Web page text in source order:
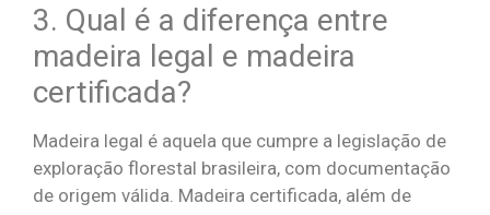
3. Qual é a diferença entre
madeira legal e madeira
certificada?
Madeira legal é aquela que cumpre a legislação de
exploração florestal brasileira, com documentação
de origem válida. Madeira certificada, além de